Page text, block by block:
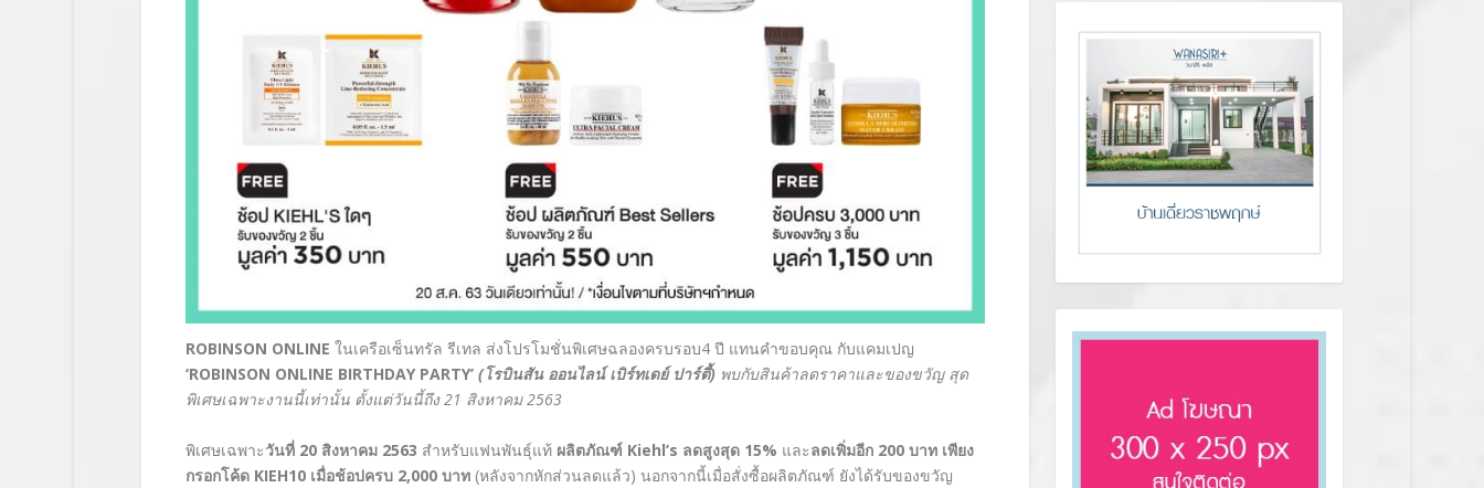
ROBINSON ONLINE ในเครือเซ็นทรัล รีเทล ส่งโปรโมชั่นพิเศษฉลองครบรอบ4 ปี แทนคำขอบคุณ กับแคมเปญ
‘ROBINSON ONLINE BIRTHDAY PARTY’ (โรบินสัน ออนไลน์ เบิร์ทเดย์ ปาร์ตี้) พบกับสินค้าลดราคาและของขวัญ สุด
พิเศษเฉพาะงานนี้เท่านั้น ตั้งแต่วันนี้ถึง21 สิงหาคม2563
พิเศษเฉพาะวันที่ 20 สิงหาคม 2563 สำหรับแฟนพันธุ์แท้ ผลิตภัณฑ์ Kiehl’s ลดสูงสุด 15% และลดเพิ่มอีก 200 บาท เพียง
กรอกโค้ด KIEH10เมื่อช้อปครบ 2,000 บาท(หลังจากหักส่วนลดแล้ว) นอกจากนี้เมื่อสั่งซื้อผลิตภัณฑ์ ยังได้รับของขวัญ